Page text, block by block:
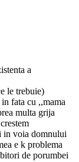
a
le trebuie)
fata cu ,,mama
multa grija
voia domnului
e k problema
de porumbei